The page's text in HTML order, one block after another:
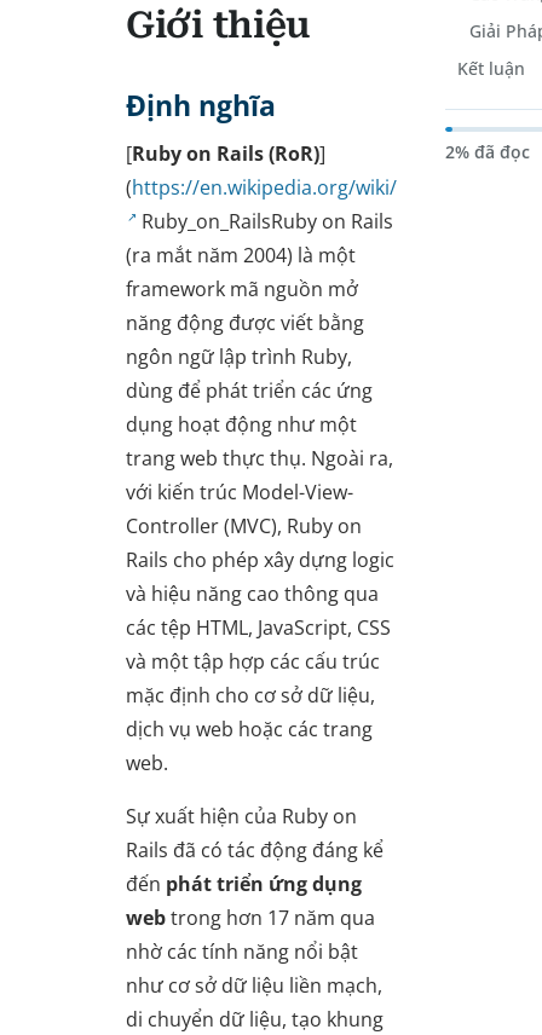
Giới thiệu
Định nghĩa
[Ruby on Rails (RoR)]
(https://en.wikipedia.org/wiki/
Ruby_on_RailsRuby on Rails
(ra mắt năm 2004) là một
framework mã nguồn mở
năng động được viết bằng
ngôn ngữ lập trình Ruby,
dùng để phát triển các ứng
dụng hoạt động như một
trang web thực thụ. Ngoài ra,
với kiến trúc Model-View-
Controller (MVC), Ruby on
Rails cho phép xây dựng logic
và hiệu năng cao thông qua
các tệp HTML, JavaScript, CSS
và một tập hợp các cấu trúc
mặc định cho cơ sở dữ liệu,
dịch vụ web hoặc các trang
web.
Sự xuất hiện của Ruby on
Rails đã có tác động đáng kể
đến phát triển ứng dụng
webtrong hơn 17 năm qua
nhờ các tính năng nổi bật
như cơ sở dữ liệu liền mạch,
di chuyển dữ liệu, tạo khung
Giải
Kết luận
2% đã đọc